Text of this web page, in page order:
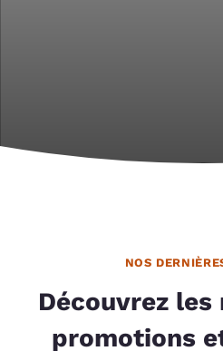
NOS
Découvrez les
promotions